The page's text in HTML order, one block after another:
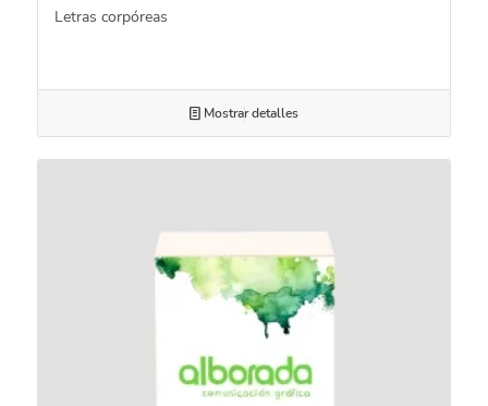
Letras corpóreas
Mostrar detalles